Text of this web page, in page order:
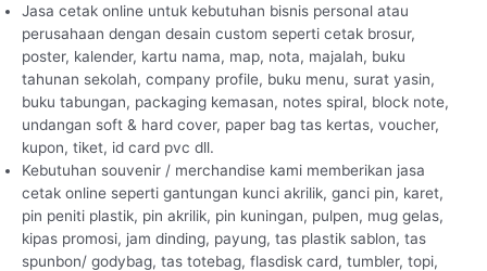
Jasa cetak online untuk kebutuhan bisnis personal atau
perusahaan dengan desain custom seperti cetak brosur,
poster, kalender, kartu nama, map, nota, majalah, buku
tahunan sekolah, company profile, buku menu, surat yasin,
buku tabungan, packaging kemasan, notes spiral, block note,
undangan soft & hard cover, paper bag tas kertas, voucher,
kupon, tiket, id card pvc dll.
Kebutuhan souvenir / merchandise kami memberikan jasa
cetak online seperti gantungan kunci akrilik, ganci pin, karet,
pin peniti plastik, pin akrilik, pin kuningan, pulpen, mug gelas,
kipas promosi, jam dinding, payung, tas plastik sablon, tas
spunbon/ godybag, tas totebag, flasdisk card, tumbler, topi,